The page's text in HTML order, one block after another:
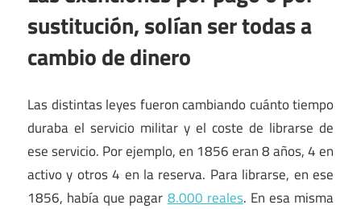
sustitución, solían ser todas a
cambio de dinero
Las distintas leyes fueron cambiando cuánto tiempo
duraba el servicio militar y el coste de librarse de
ese servicio. Por ejemplo, en 1856 eran 8 años, 4 en
activo y otros 4 en la reserva. Para librarse, en ese
1856, había que pagar 8.000 reales. En esa misma